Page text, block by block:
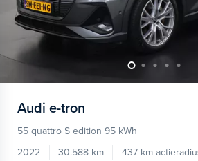
Audi e-tron
55 quattro S edition 95 kWh
2022
30.588 km 437 km